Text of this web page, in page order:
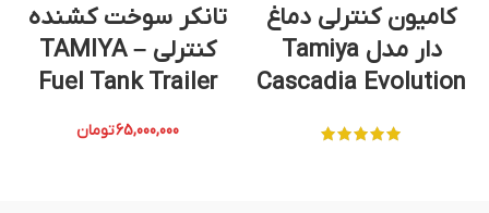
کامیون کنترلی دماغ
دار مدل Tamiya
Cascadia Evolution
تانکر سوخت کشنده
کنترلی – TAMIYA
Fuel Tank Trailer
65,000,000تومان